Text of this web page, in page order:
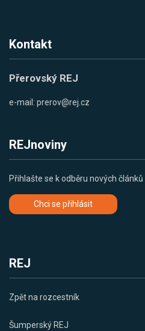
Kontakt
Přerovský REJ
e-mail: prerov@rej.cz
REJnoviny
Přihlašte se k odběru nových článků
Chci se přihlásit
REJ
Zpět na rozcestník
Šumperský REJ